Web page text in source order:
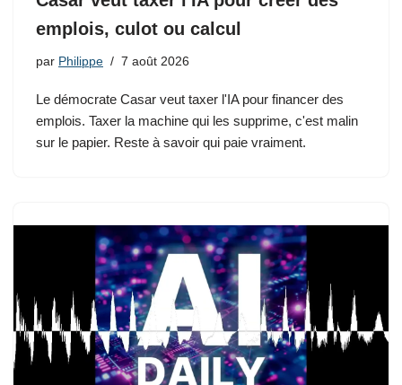
emplois, culot ou calcul
par Philippe 7 août 2026
Le démocrate Casar veut taxer l'IA pour financer des
emplois. Taxer la machine qui les supprime, c'est malin
sur le papier. Reste à savoir qui paie vraiment.